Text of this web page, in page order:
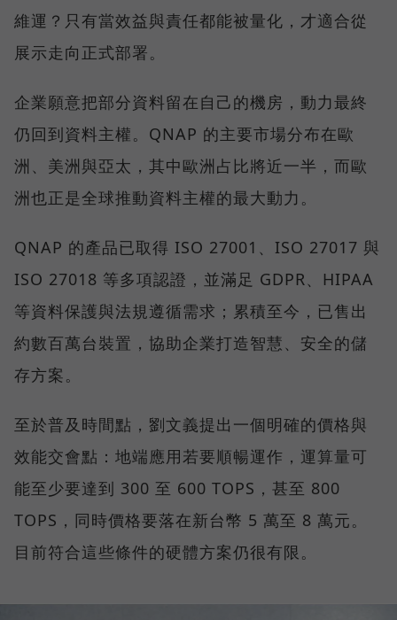
維運？只有當效益與責任都能被量化，才適合從
展示走向正式部署。
企業願意把部分資料留在自己的機房，動力最終
仍回到資料主權。QNAP 的主要市場分布在歐
洲、美洲與亞太，其中歐洲占比將近一半，而歐
洲也正是全球推動資料主權的最大動力。
QNAP 的產品已取得 ISO 27001、ISO 27017 與
ISO 27018 等多項認證，並滿足 GDPR、HIPAA
等資料保護與法規遵循需求；累積至今，已售出
約數百萬台裝置，協助企業打造智慧、安全的儲
存方案。
至於普及時間點，劉文義提出一個明確的價格與
效能交會點：地端應用若要順暢運作，運算量可
能至少要達到 300 至 600 TOPS，甚至 800
TOPS，同時價格要落在新台幣 5 萬至 8 萬元。
目前符合這些條件的硬體方案仍很有限。